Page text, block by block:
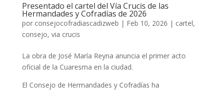
Presentado el cartel del Vía Crucis de las
Hermandades y Cofradías de 2026
por consejocofradiascadizweb | Feb 10, 2026 | cartel,
consejo, via crucis
La obra de José María Reyna anuncia el primer acto
oficial de la Cuaresma en la ciudad.
El Consejo de Hermandades y Cofradías ha